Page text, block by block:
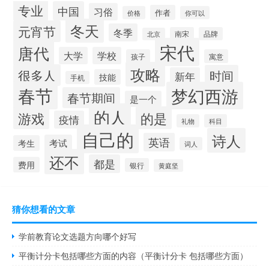
专业 中国 习俗 价格 作者 你可以
元宵节 冬天 冬季 北京 南宋 品牌
唐代 大学 学校 孩子 宋代 寓意
很多人 手机 技能 攻略 新年 时间
春节 春节期间 是一个 梦幻西游
游戏 疫情 的人 的是 礼物 科目
考生 考试 自己的 英语 词人 诗人
费用 还不 都是 银行 黄庭坚
猜你想看的文章
学前教育论文选题方向哪个好写
平衡计分卡包括哪些方面的内容（平衡计分卡 包括哪些方面）